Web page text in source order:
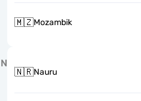
🇲🇿Mozambik
N
🇳🇷Nauru